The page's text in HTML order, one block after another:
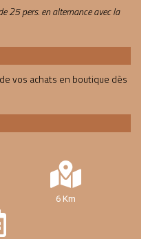
25 pers. en alternance avec la
vos achats en boutique dès
6 Km